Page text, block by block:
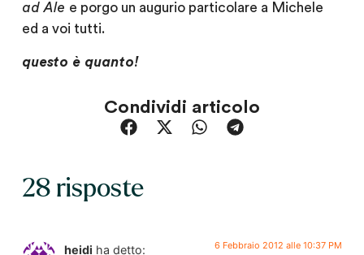
ad Ale e porgo un augurio particolare a Michele
ed a voi tutti.
questo è quanto!
Condividi articolo
28 risposte
heidi ha detto: 6 Febbraio 2012 alle 10:37 PM